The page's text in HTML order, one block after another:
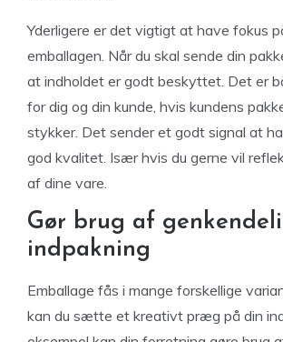
Yderligere er det vigtigt at have fokus
emballagen. Når du skal sende din
at indholdet er godt beskyttet. Det er
for dig og din kunde, hvis kundens
stykker. Det sender et godt signal at
god kvalitet. Især hvis du gerne vil
af dine vare.
Gør brug af
indpakning
Emballage fås i mange forskellige
kan du sætte et kreativt præg på din